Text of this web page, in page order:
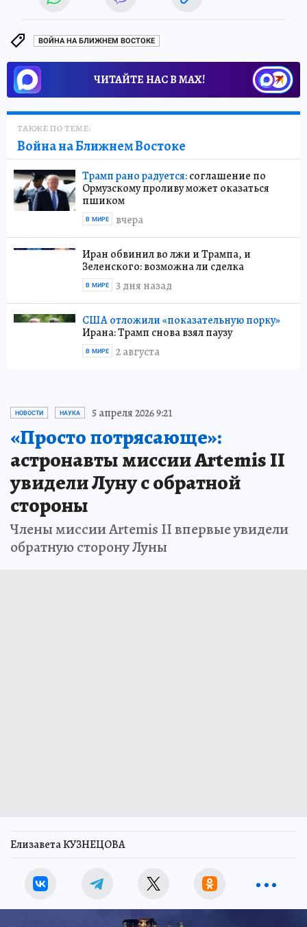
ВОЙНА НА БЛИЖНЕМ ВОСТОКЕ
ЧИТАЙТЕ НАС В МАХ!
ТАКЖЕ ПО ТЕМЕ:
Война на Ближнем Востоке
Трамп рано радуется:соглашение по
Ормузскому проливу может оказаться
пшиком
вчера
В МИРЕ
Иран обвинил во лжи и Трампа, и
Зеленского: возможна ли сделка
3 дня назад
В МИРЕ
США отложили «показательную порку»
Ирана: Трамп снова взял паузу
2 августа
В МИРЕ
НОВОСТИ НАУКА 5 апреля 2026 9:21
«Просто потрясающе»:
астронавты миссии Artemis II
увидели Луну с обратной
стороны
Члены миссии Artemis II впервые увидели
обратную сторону Луны
Елизавета КУЗНЕЦОВА